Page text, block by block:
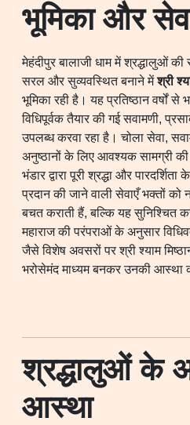
भूमिका और
मेहंदीपुर बालाजी धाम में श्रद्धालुओं
सरल और सुव्यवस्थित बनाने मेंश्री
भूमिका रही है। यह प्रतिष्ठान वर्षों से
विधिपूर्वक तैयार की गई सवामणी,
उपलब्ध करवा रहा है। चोला सेवा,
अनुष्ठानों के लिए आवश्यक सामग्री की
भंडार द्वारा पूरी श्रद्धा और
प्रदान की जाने वाली सेवाएँ भक्तों
बचत कराती हैं, बल्कि यह सुनिश्चित
महाराज की परंपराओं के अनुसार
जैसे विशेष अवसरों पर श्री श्याम
भरोसेमंद माध्यम बनकर उनकी आस्था
श्रद्धालुओं के
आस्था